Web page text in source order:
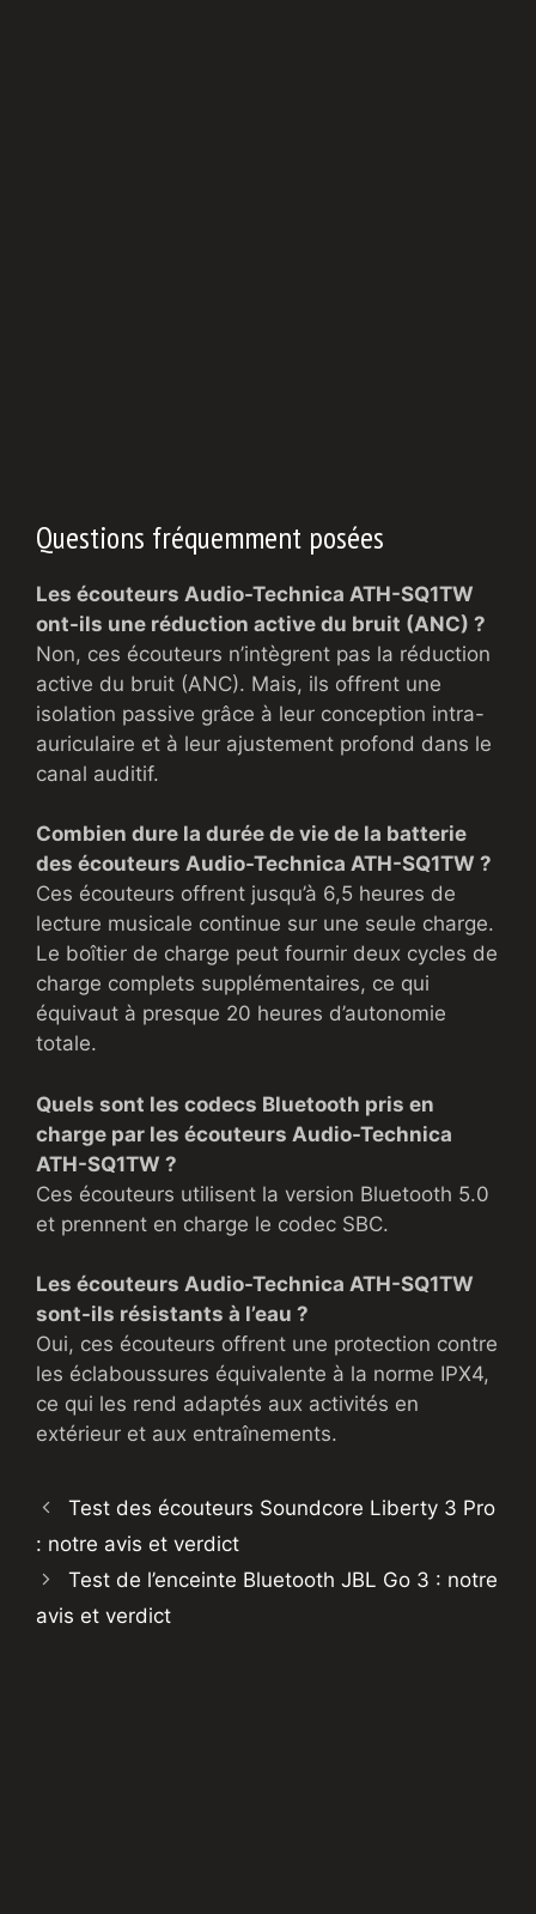
Questions fréquemment posées
Les écouteurs Audio-Technica ATH-SQ1TW
ont-ils une réduction active du bruit (ANC) ?
Non, ces écouteurs n’intègrent pas la réduction
active du bruit (ANC). Mais, ils offrent une
isolation passive grâce à leur conception intra-
auriculaire et à leur ajustement profond dans le
canal auditif.
Combien dure la durée de vie de la batterie
des écouteurs Audio-Technica ATH-SQ1TW ?
Ces écouteurs offrent jusqu’à 6,5 heures de
lecture musicale continue sur une seule charge.
Le boîtier de charge peut fournir deux cycles de
charge complets supplémentaires, ce qui
équivaut à presque 20 heures d’autonomie
totale.
Quels sont les codecs Bluetooth pris en
charge par les écouteurs Audio-Technica
ATH-SQ1TW ?
Ces écouteurs utilisent la version Bluetooth 5.0
et prennent en charge le codec SBC.
Les écouteurs Audio-Technica ATH-SQ1TW
sont-ils résistants à l’eau ?
Oui, ces écouteurs offrent une protection contre
les éclaboussures équivalente à la norme IPX4,
ce qui les rend adaptés aux activités en
extérieur et aux entraînements.
Test des écouteurs Soundcore Liberty 3 Pro
: notre avis et verdict
Test de l’enceinte Bluetooth JBL Go 3 : notre
avis et verdict